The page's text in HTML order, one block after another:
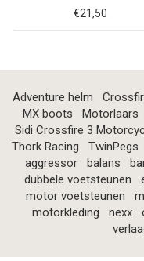
€21,50
Adventure helm
MX boots
Motorlaars
Sidi Crossfire 3
Thork Racing
TwinPegs
aggressor
balans
dubbele voetsteunen
motor voetsteunen
motorkleding
nexx